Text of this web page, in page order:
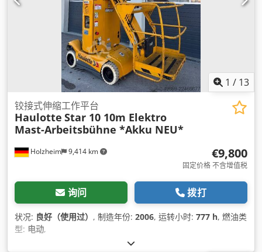
1 / 13
Holzheim 9,414 km
铰接式伸缩工作平台
Haulotte Star 10 10m Elektro
Mast-Arbeitsbühne *Akku NEU*
€9,800
固定价格 不含增值税
询问 拨打
状况: 良好（使用过） , 制造年份: 2006, 运转小时: 777 h, 燃油类
型: 电动,